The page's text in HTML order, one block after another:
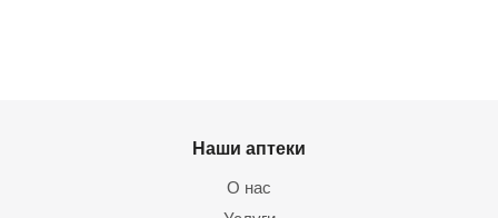
Наши аптеки
О нас